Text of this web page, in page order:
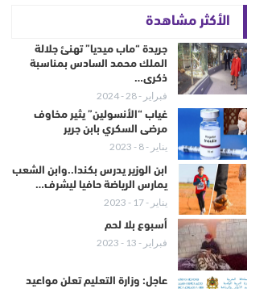
الأكثر مشاهدة
جريدة “ماب ميديا” تهنئ جلالة
الملك محمد السادس بمناسبة
ذكرى…
فبراير - 28 - 2024
غياب “الأنسولين” يثير مخاوف
مرضى السكري بابن جرير
يناير - 8 - 2023
ابن الوزير يدرس بكندا..وابن الشعب
يمارس الرياضة حافيا ليشرف…
يناير - 17 - 2023
أسبوع بلا لحم
فبراير - 13 - 2023
عاجل: وزارة التعليم تعلن مواعيد